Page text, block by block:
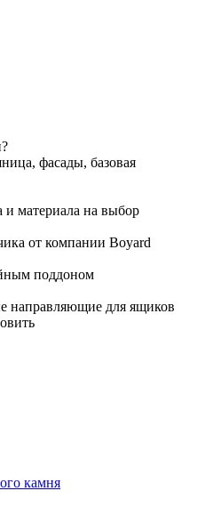
фасады, базовая
и материала на выбор
от компании Boyard
поддоном
для ящиков
камня